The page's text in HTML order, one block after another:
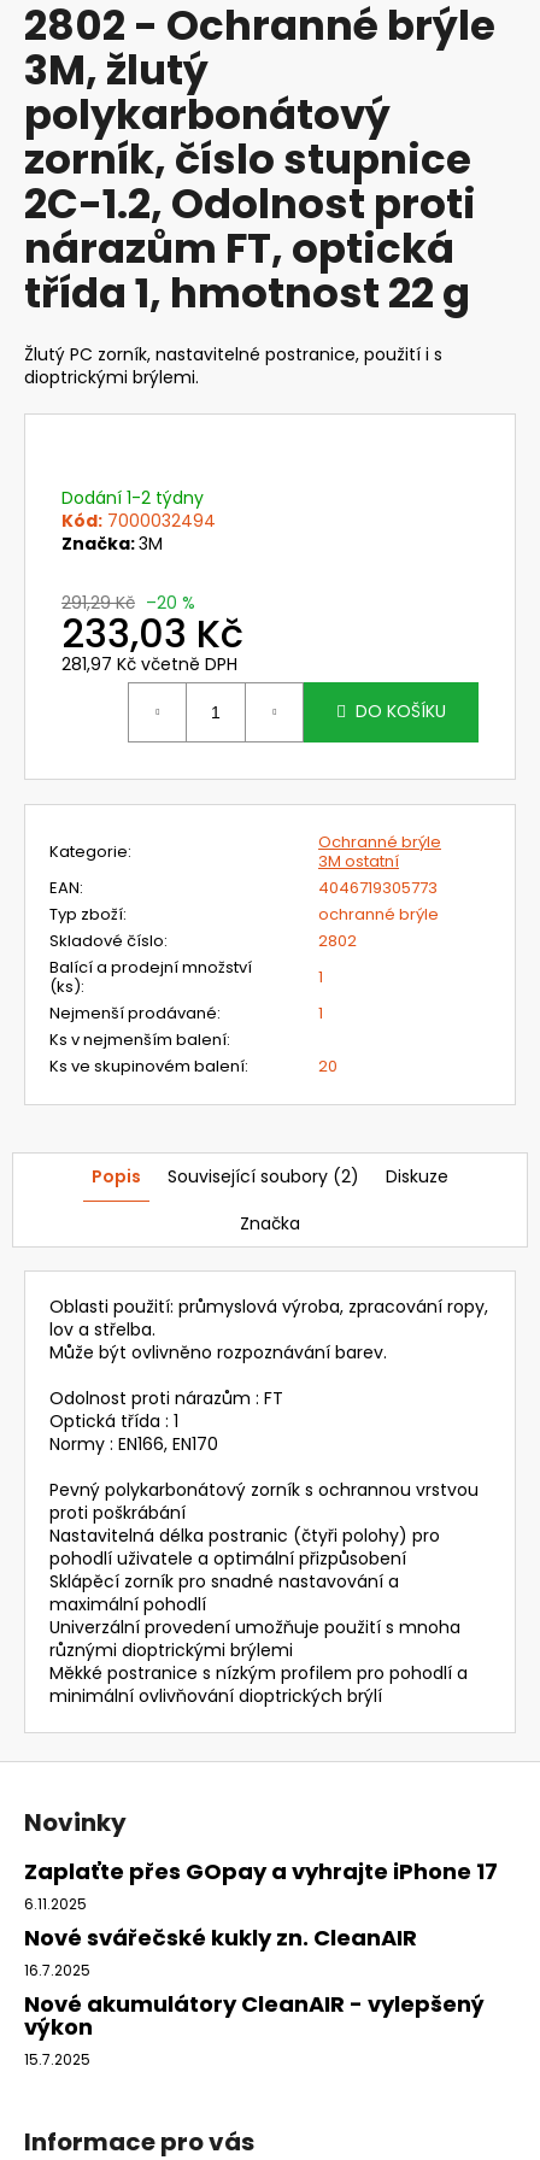
produktu
je
0,0
z
5
hvězdiček.
2802 - Ochranné brýle
3M, žlutý
polykarbonátový
zorník, číslo stupnice
2C-1.2, Odolnost proti
nárazům FT, optická
třída 1, hmotnost 22 g
Žlutý PC zorník, nastavitelné postranice, použití i s
dioptrickými brýlemi.
Dodání 1-2 týdny
Kód: 7000032494
Značka:3M
291,29 Kč –20 %
233,03 Kč
281,97 Kč včetně DPH
DO KOŠÍKU
Kategorie:
Ochranné brýle
3M ostatní
EAN:
4046719305773
Typ zboží:
ochranné brýle
Skladové číslo:
2802
Balící a prodejní množství
(ks):
1
Nejmenší prodávané:
1
Ks v nejmenším balení:
Ks ve skupinovém balení: 20
Popis Související soubory (2)
Diskuze
Značka
Oblasti použití: průmyslová výroba, zpracování ropy,
lov a střelba.
Může být ovlivněno rozpoznávání barev.
Odolnost proti nárazům : FT
Optická třída : 1
Normy : EN166, EN170
Pevný polykarbonátový zorník s ochrannou vrstvou
proti poškrábání
Nastavitelná délka postranic (čtyři polohy) pro
pohodlí uživatele a optimální přizpůsobení
Sklápěcí zorník pro snadné nastavování a
maximální pohodlí
Univerzální provedení umožňuje použití s mnoha
různými dioptrickými brýlemi
Měkké postranice s nízkým profilem pro pohodlí a
minimální ovlivňování dioptrických brýlí
a
j
í
t
?
HLEDAT
D
o
HLAVY
PRO
OMNIRA
386,40
Kč
Původně:
460
Z
Novinky
Zaplaťte přes GOpay a vyhrajte iPhone 17
6.11.2025
Nové svářečské kukly zn. CleanAIR
16.7.2025
Nové akumulátory CleanAIR - vylepšený
výkon
15.7.2025
Informace pro vás